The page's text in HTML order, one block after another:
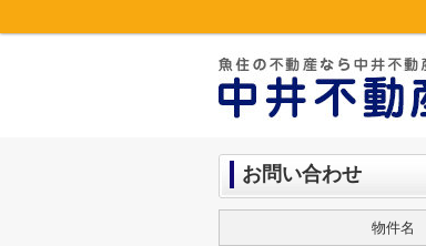
お問い合わせ
物件名